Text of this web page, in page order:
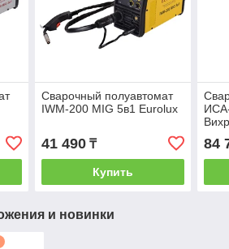
Сварочный полуавтомат
IWM-200 MIG 5в1 Eurolux
41 490₸
Купить
84
и новинки